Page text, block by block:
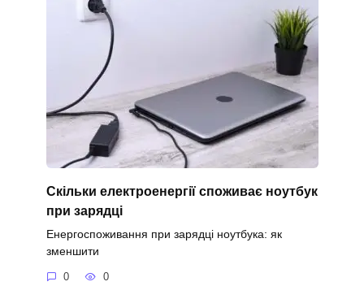
Скільки електроенергії споживає ноутбук
при зарядці
Енергоспоживання при зарядці ноутбука: як
зменшити
0 0